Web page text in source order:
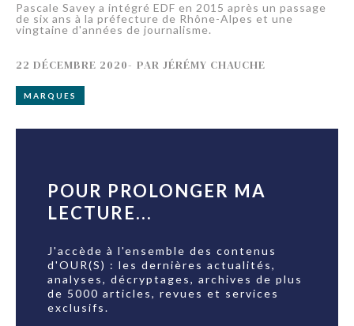
Pascale Savey a intégré EDF en 2015 après un passage
de six ans à la préfecture de Rhône-Alpes et une
vingtaine d'années de journalisme.
22 DÉCEMBRE 2020- PAR JÉRÉMY CHAUCHE
MARQUES
POUR PROLONGER MA
LECTURE...
J'accède à l'ensemble des contenus
d'OUR(S) : les dernières actualités,
analyses, décryptages, archives de plus
de 5000 articles, revues et services
exclusifs.